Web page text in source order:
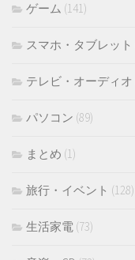
ゲーム (141)
スマホ・タブレット
テレビ・オーディオ
パソコン (89)
まとめ (1)
旅行・イベント (128)
生活家電 (73)